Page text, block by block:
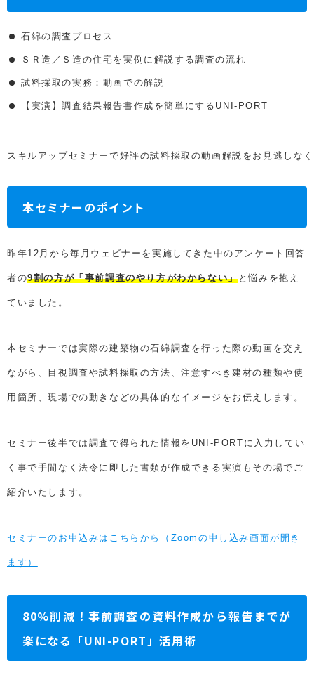
石綿の調査プロセス
ＳＲ造／Ｓ造の住宅を実例に解説する調査の流れ
試料採取の実務：動画での解説
【実演】調査結果報告書作成を簡単にするUNI-PORT
スキルアップセミナーで好評の試料採取の動画解説をお見逃しな
本セミナーのポイント
昨年12月から毎月ウェビナーを実施してきた中のアンケート回答
者の9割の方が「事前調査のやり方がわからない」と悩みを抱え
ていました。
本セミナーでは実際の建築物の石綿調査を行った際の動画を交え
ながら、目視調査や試料採取の方法、注意すべき建材の種類や使
用箇所、現場での動きなどの具体的なイメージをお伝えします。
セミナー後半では調査で得られた情報をUNI-PORTに入力してい
く事で手間なく法令に即した書類が作成できる実演もその場でご
紹介いたします。
セミナーのお申込みはこちらから（Zoomの申し込み画面が開き
ます）
80%削減！事前調査の資料作成から報告までが
楽になる「UNI-PORT」活用術